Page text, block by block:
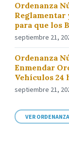
Ordenanza
Reglamentar
para que los
septiembre 21,
Ordenanza
Enmendar
Vehículos 24
septiembre 21,
VER